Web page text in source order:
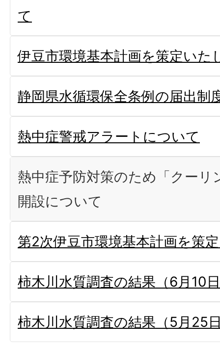
て
伊豆市環境基本計画を策定いた
静岡県水循環保全条例の届出制
熱中症警戒アラートについて
熱中症予防対策のため「クーリ
開設について
第2次伊豆市環境基本計画を策
柿木川水質調査の結果（6月10
柿木川水質調査の結果（5月25